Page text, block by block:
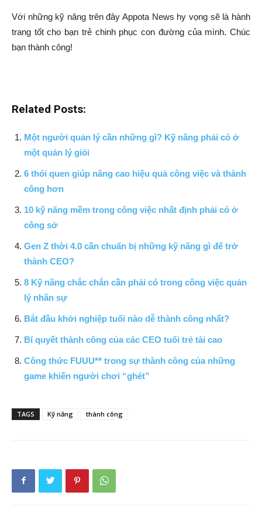
Với những kỹ năng trên đây Appota News hy vọng sẽ là hành
trang tốt cho bạn trẻ chinh phục con đường của mình. Chúc
bạn thành công!
Related Posts:
Một người quản lý cần những gì? Kỹ năng phải có ở
một quản lý giỏi
6 thói quen giúp nâng cao hiệu quả công việc và thành
công hơn
10 kỹ năng mềm trong công việc nhất định phải có ở
công sở
Gen Z thời 4.0 cần chuẩn bị những kỹ năng gì để trở
thành CEO?
8 Kỹ năng chắc chắn cần phải có trong công việc quản
lý nhân sự
Bắt đầu khởi nghiệp tuổi nào dễ thành công nhất?
Bí quyết thành công của các CEO tuổi trẻ tài cao
Công thức FUUU** trong sự thành công của những
game khiến người chơi “ghét”
TAGS Kỹ năng thành công